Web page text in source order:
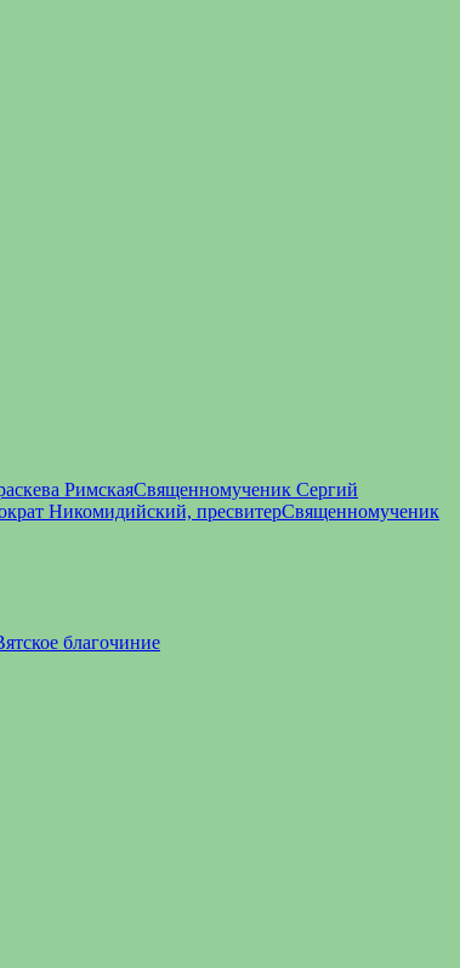
РимскаяСвященномученик Сергий
Никомидийский, пресвитерСвященномученик
благочиние